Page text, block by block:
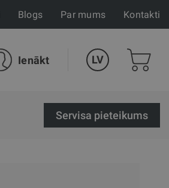
Blogs Par mums Kontakti
Ienākt LV
Servisa pieteikums